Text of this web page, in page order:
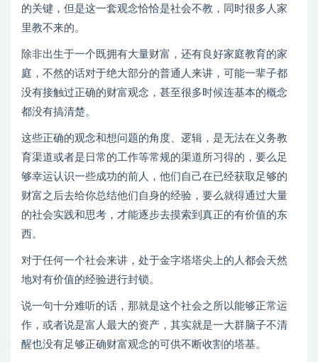
的关键，但是这一套观念恰恰是社会不教，同时很多人家
里教不来的。
除非出生于一个既拥有大量财富，还有良好家庭教育的家
庭，不然的话对于绝大部分的普通人来讲，可能一辈子都
没有接触过正确的财富观念，甚至很多时候连基本的概念
都没有搞清楚。
这些正确的观念和想问题的角度、逻辑，是无法在义务教
育渠道或者是日常的工作等常规的渠道所习得的，要么足
够幸运认识一些成功的前人，他们自己在已经获取足够的
财富之后去给你总结他们自身的经验，要么就得通过大量
的社会实践和思考，才能逐步去摸索到真正的有价值的东
西。
对于任何一个社会来讲，处于金字塔塔尖上的人都会天然
地对有价值的经验进行封锁。
说一句十分难听的话，那就是这个社会之所以能够正常运
作，或者说是富人最大的资产，其实就是一大群脑子不清
醒也没有足够正确财富观念的可供不断收割的塔基。